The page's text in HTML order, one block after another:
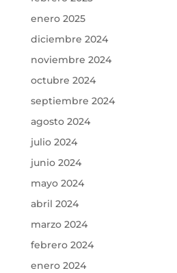
enero 2025
diciembre 2024
noviembre 2024
octubre 2024
septiembre 2024
agosto 2024
julio 2024
junio 2024
mayo 2024
abril 2024
marzo 2024
febrero 2024
enero 2024